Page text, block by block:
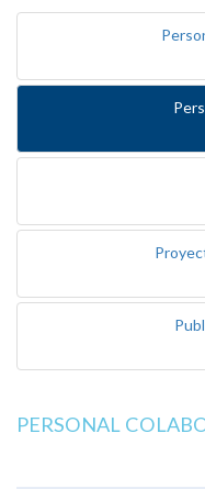
PERSONAL